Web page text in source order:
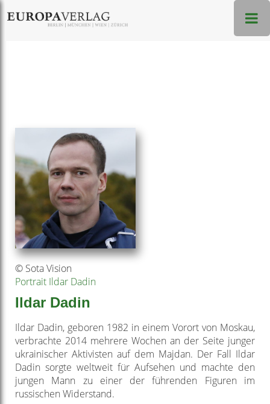
© Sota Vision
Portrait Ildar Dadin
Ildar Dadin
Ildar Dadin, geboren 1982 in einem Vorort von Moskau,
verbrachte 2014 mehrere Wochen an der Seite junger
ukrainischer Aktivisten auf dem Majdan. Der Fall Ildar
Dadin sorgte weltweit für Aufsehen und machte den
jungen Mann zu einer der führenden Figuren im
russischen Widerstand.